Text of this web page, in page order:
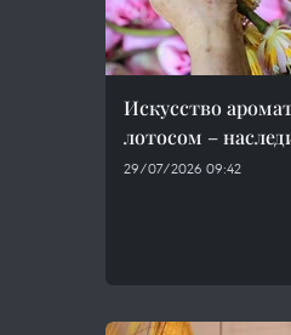
Искусство
лотосом –
29/07/2026 09:42